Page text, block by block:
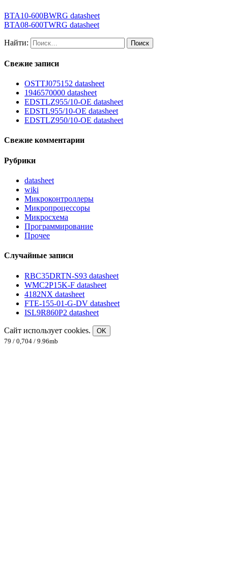
BTA10-600BWRG datasheet
BTA08-600TWRG datasheet
Найти:
Свежие записи
OSTTJ075152 datasheet
1946570000 datasheet
EDSTLZ955/10-OE datasheet
EDSTL955/10-OE datasheet
EDSTLZ950/10-OE datasheet
Свежие комментарии
Рубрики
datasheet
wiki
Микроконтроллеры
Микропроцессоры
Микросхема
Программирование
Прочее
Случайные записи
RBC35DRTN-S93 datasheet
WMC2P15K-F datasheet
4182NX datasheet
FTE-155-01-G-DV datasheet
ISL9R860P2 datasheet
Сайт использует cookies.
OK
79 / 0,704 / 9.96mb